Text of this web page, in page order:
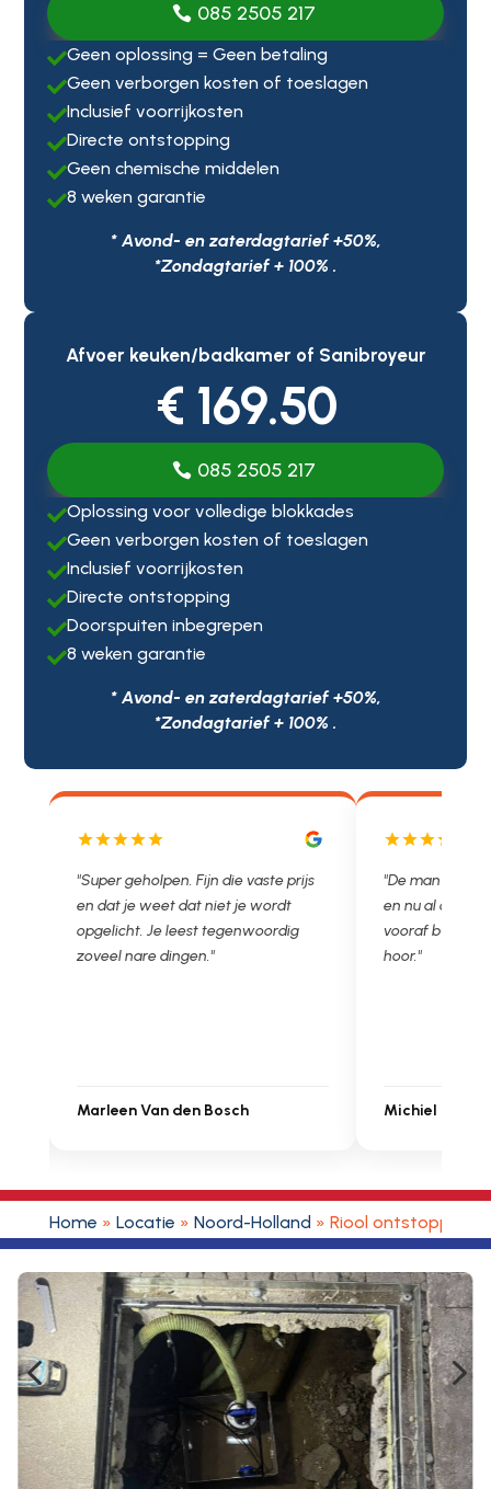
085 2505 217
Geen oplossing = Geen betaling
Geen verborgen kosten of toeslagen
Inclusief voorrijkosten
Directe ontstopping
Geen chemische middelen
8 weken garantie
* Avond- en zaterdagtarief +50%,
*Zondagtarief + 100% .
Afvoer keuken/badkamer of Sanibroyeur
€ 169.50
085 2505 217
Oplossing voor volledige blokkades
Geen verborgen kosten of toeslagen
Inclusief voorrijkosten
Directe ontstopping
Doorspuiten inbegrepen
8 weken garantie
* Avond- en zaterdagtarief +50%,
*Zondagtarief + 100% .
"De man rijden net weg. 11.00 gebeld
en nu al opgelost voor een vast en
vooraf besproken tarief. Lekker
hoor."
Michiel Uitdenbongerd
"Wat een fijn
met een
je niet zo goed
Ontstoppen.nl
Sarah Touat
Home » Locatie » Noord-Holland » Riool ontstoppen
4 5